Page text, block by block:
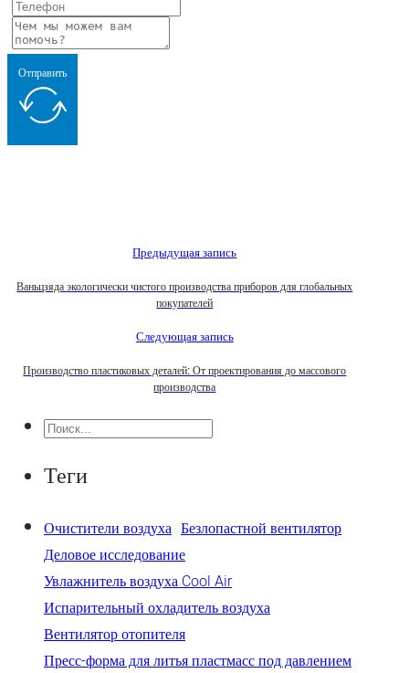
Отправить
Предыдущая запись
Ваньцзяда экологически чистого производства приборов для глобальных
покупателей
Следующая запись
Производство пластиковых деталей: От проектирования до массового
производства
Поиск
Теги
Очистители воздуха Безлопастной вентилятор
Деловое исследование
Увлажнитель воздуха Cool Air
Испарительный охладитель воздуха
Вентилятор отопителя
Пресс-форма для литья пластмасс под давлением